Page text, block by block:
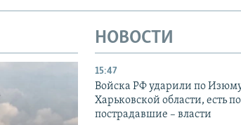
НОВОСТИ
15:47
Войска РФ ударили по
Харьковской области, есть
пострадавшие – власти